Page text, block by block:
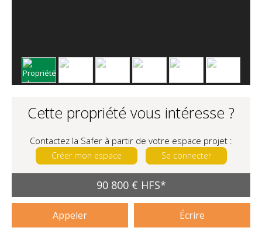
Cette propriété vous intéresse ?
Contactez la Safer à partir de votre espace projet :
Créer mon espace Se connecter
90 800 € HFS*
Appeler Écrire